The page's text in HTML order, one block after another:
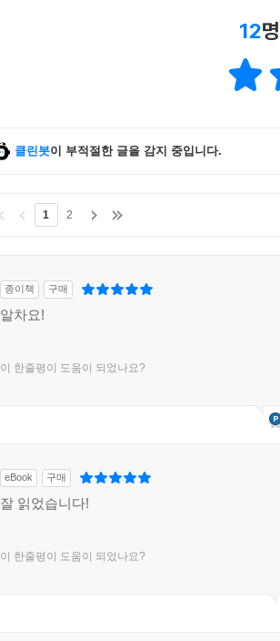
12
클린봇이 부적절한 글을 감지 중입니다.
1 2
종이책 구매
알차요!
이 한줄평이 도움이 되었나요?
eBook 구매
잘 읽었습니다!
이 한줄평이 도움이 되었나요?